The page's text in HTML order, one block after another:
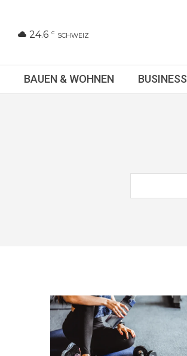
24.6 C SCHWEIZ
BAUEN & WOHNEN BUSINESS